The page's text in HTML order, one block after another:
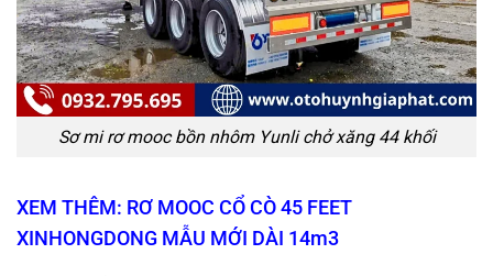
Sơ mi rơ mooc bồn nhôm Yunli chở xăng 44 khối
XEM THÊM: RƠ MOOC CỔ CÒ 45 FEET
XINHONGDONG MẪU MỚI DÀI 14m3